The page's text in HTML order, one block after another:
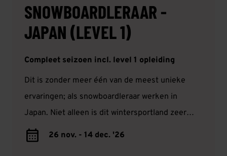
SNOWBOARDLERAAR -
JAPAN (LEVEL 1)
Compleet seizoen incl. level 1 opleiding
Dit is zonder meer één van de meest unieke
ervaringen; als snowboardleraar werken in
Japan. Niet alleen is dit wintersportland zeer
populair om de poederachtige sneeuw, maar het
26 nov. - 14 dec. '26